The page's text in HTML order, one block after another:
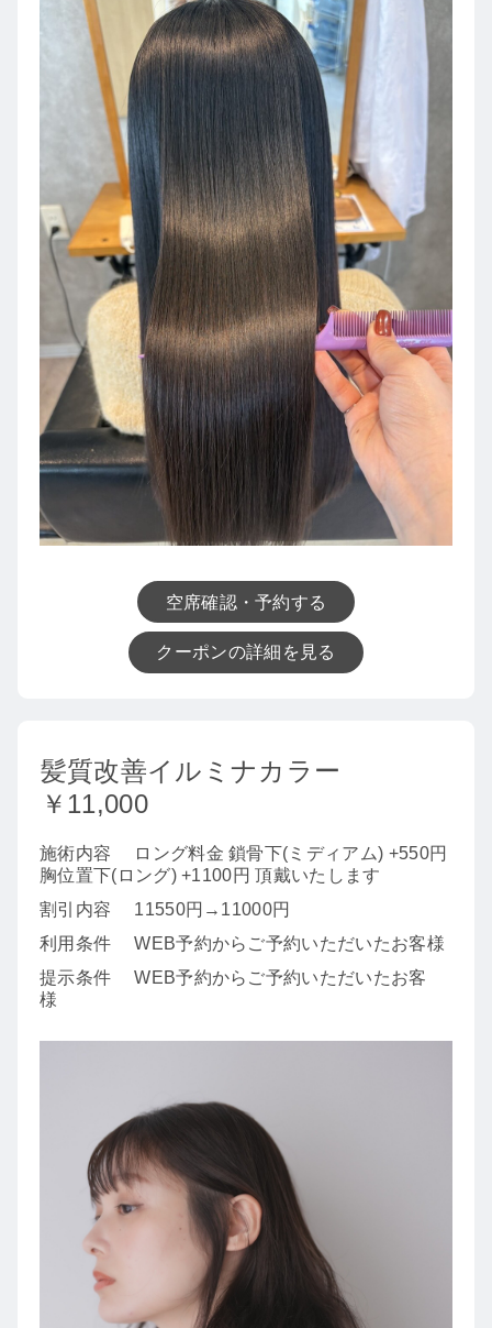
空席確認・予約する
クーポンの詳細を見る
髪質改善イルミナカラー
￥11,000
施術内容
ロング料金 鎖骨下(ミディアム) +550円
胸位置下(ロング) +1100円 頂戴いたします
割引内容
11550円→11000円
利用条件
WEB予約からご予約いただいたお客様
提示条件
WEB予約からご予約いただいたお客
様